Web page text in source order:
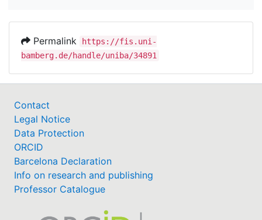
Permalink
https://fis.uni-
bamberg.de/handle/uniba/34891
Contact
Legal Notice
Data Protection
ORCID
Barcelona Declaration
Info on research and publishing
Professor Catalogue